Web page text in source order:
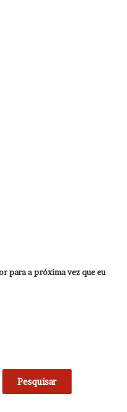
para a próxima vez que eu
Pesquisar